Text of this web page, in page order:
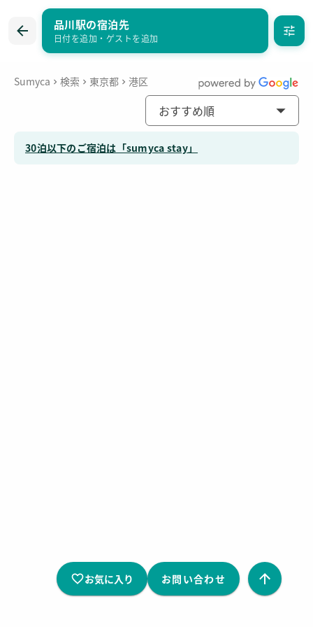
品川駅の宿泊先
日付を追加 ・ ゲストを追加
まとめて問い合わせ お気に入り
お気に入り お問い合わせ
Sumyca 検索 東京都 港区
おすすめ順
30泊以下のご宿泊は「sumyca stay」